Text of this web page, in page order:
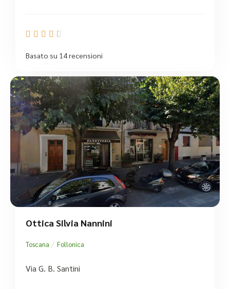
    
Basato su 14 recensioni
Ottica Silvia Nannini
Toscana / Follonica
Via G. B. Santini